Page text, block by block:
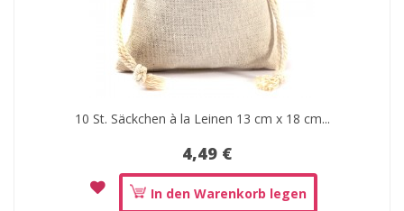
10 St. Säckchen à la Leinen 13 cm x 18 cm...
4,49 €
In den Warenkorb legen